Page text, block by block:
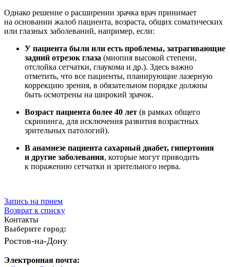
Однако решение о расширении зрачка врач принимает
на основании жалоб пациента, возраста, общих соматических
или глазных заболеваний, например, если:
У пациента были или есть проблемы, затрагивающие
задний отрезок глаза (миопия высокой степени,
отслойка сетчатки, глаукома и др.). Здесь важно
отметить, что все пациенты, планирующие лазерную
коррекцию зрения, в обязательном порядке должны
быть осмотрены на широкий зрачок.
Возраст пациента более 40 лет (в рамках общего
скрининга, для исключения развития возрастных
зрительных патологий).
В анамнезе пациента сахарный диабет, гипертония
и другие заболевания, которые могут приводить
к поражению сетчатки и зрительного нерва.
Запись на прием
Записаться
на
зрения
Возврат к списку
Контакты
Выберите город:
Ростов-на-Дону
Электронная почта: